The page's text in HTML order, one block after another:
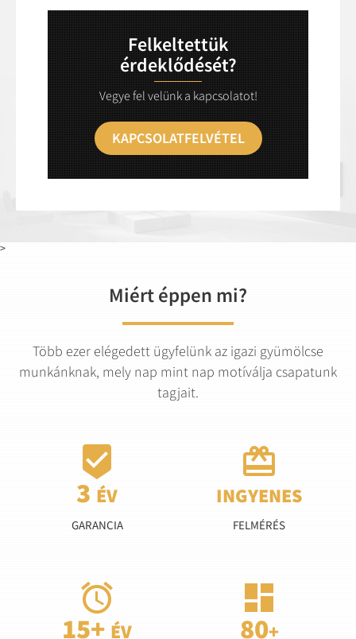
Felkeltettük
érdeklődését?
Vegye fel velünk a kapcsolatot!
KAPCSOLATFELVÉTEL
>
Miért éppen mi?
Több ezer elégedett ügyfelünk az igazi gyümölcse
munkánknak, mely nap mint nap motíválja csapatunk
tagjait.

GARANCIA

FELMÉRÉS
 